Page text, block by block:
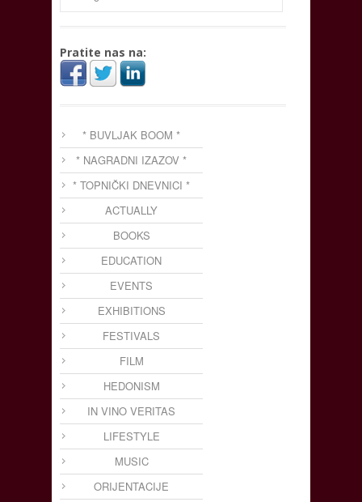
Pratite nas na:
* BUVLJAK BOOM *
* NAGRADNI IZAZOV *
* TOPNIČKI DNEVNICI *
ACTUALLY
BOOKS
EDUCATION
EVENTS
EXHIBITIONS
FESTIVALS
FILM
HEDONISM
IN VINO VERITAS
LIFESTYLE
MUSIC
ORIJENTACIJE